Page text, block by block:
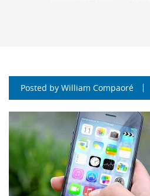
Posted by William Compaoré